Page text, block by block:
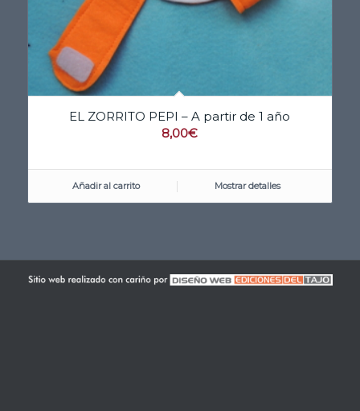
EL ZORRITO PEPI – A partir de 1 año
8,00€
Añadir al carrito Mostrar detalles